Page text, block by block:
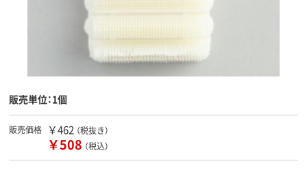
販売単位：1個
販売価格 ￥462 （税抜き）
￥508 （税込）